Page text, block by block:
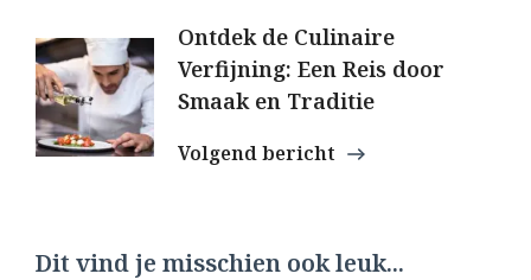
Ontdek de Culinaire
Verfijning: Een Reis door
Smaak en Traditie
Volgend bericht
Dit vind je misschien ook leuk...